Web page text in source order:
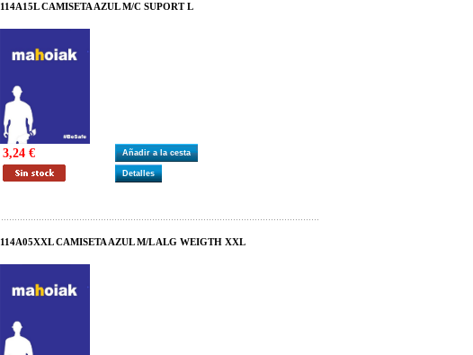
114A15L CAMISETA AZUL M/C SUPORT L
3,24 € Añadir a la cesta
Detalles
114A05XXL CAMISETA AZUL M/L ALG WEIGTH XXL